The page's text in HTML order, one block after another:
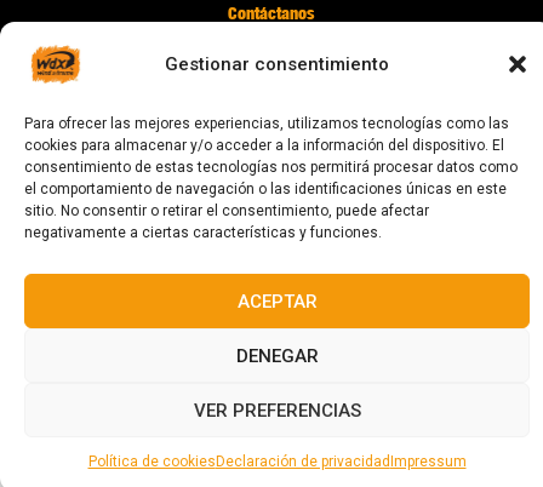
Gestionar consentimiento
Para ofrecer las mejores experiencias, utilizamos tecnologías como las
cookies para almacenar y/o acceder a la información del dispositivo. El
consentimiento de estas tecnologías nos permitirá procesar datos como
el comportamiento de navegación o las identificaciones únicas en este
sitio. No consentir o retirar el consentimiento, puede afectar
negativamente a ciertas características y funciones.
ACEPTAR
DENEGAR
VER PREFERENCIAS
Política de cookies Declaración de privacidad Impressum
Contáctanos
08024 Barcelona
© 2023 Todos los derechos reservados
Diseñado y fabricado en Barcelona